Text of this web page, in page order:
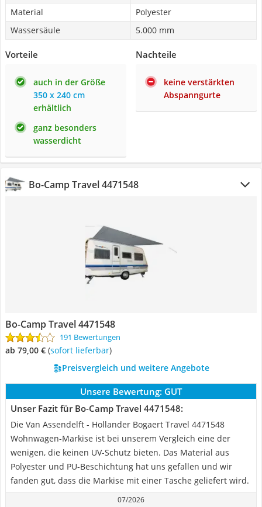
Material
Polyester
Wassersäule
5.000 mm
Vorteile
auch in der Größe
350 x 240 cm
erhältlich
ganz besonders
wasserdicht
Nachteile
keine verstärkten
Abspanngurte
Bo-Camp Travel 4471548
Bo-Camp Travel 4471548
191 Bewertungen
ab 79,00 € ( Sofort lieferbar)
Preisvergleich und weitere Angebote
Unsere Bewertung: GUT
Unser Fazit für Bo-Camp Travel 4471548:
Die Van Assendelft - Hollander Bogaert Travel 4471548
Wohnwagen-Markise ist bei unserem Vergleich eine der
wenigen, die keinen UV-Schutz bieten. Das Material aus
Polyester und PU-Beschichtung hat uns gefallen und wir
fanden gut, dass die Markise mit einer Tasche geliefert wird.
07/2026